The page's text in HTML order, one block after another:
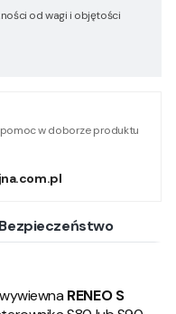
od wagi i objętości
w doborze produktu
RENEO S